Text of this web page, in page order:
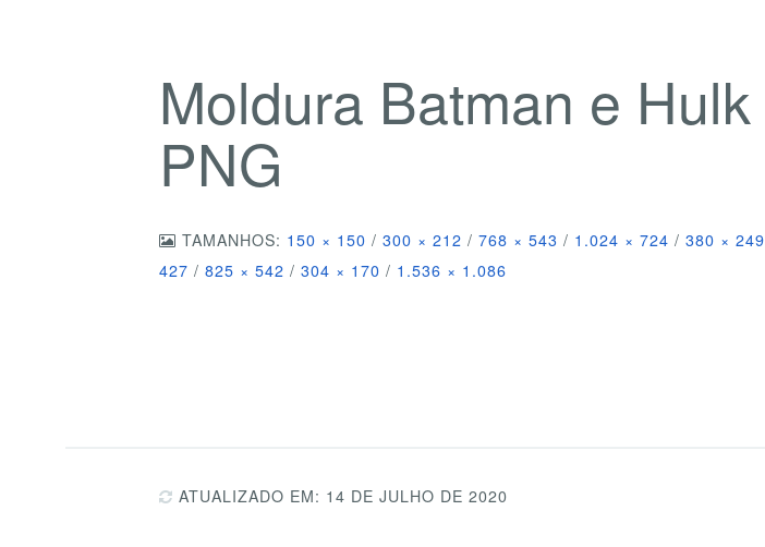
Moldura Batman e Hulk
PNG
TAMANHOS: 150 × 150 / 300 × 212 / 768 × 543 / 1.024 × 724 / 380 × 249
427 / 825 × 542 / 304 × 170 / 1.536 × 1.086
ATUALIZADO EM: 14 DE JULHO DE 2020